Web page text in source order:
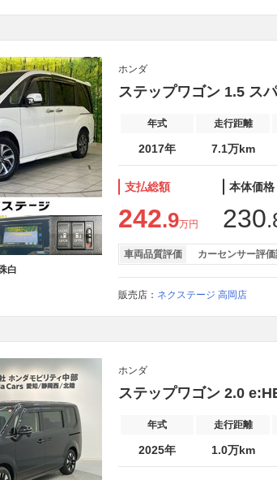
白
ホンダ
ステップワゴン 1.5 ス
年式 走行距離
2017年 7.1万km
支払総額
242.9万円
本体価格
230
車両品質評価 カーセンサー評価
販売店： ネクステージ 高岡店
ホンダ
ステップワゴン 2.0
年式 走行距離
2025年 1.0万km